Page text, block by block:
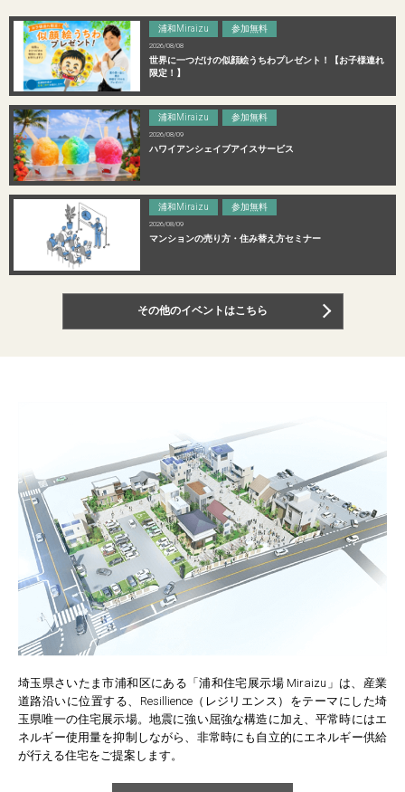
2026/08/08
浦和Miraizu 参加無料
世界に一つだけの似顔絵うちわプレゼント！【お子様連れ
限定！】
2026/08/09
浦和Miraizu 参加無料
ハワイアンシェイブアイスサービス
2026/08/09
浦和Miraizu 参加無料
マンションの売り方・住み替え方セミナー
その他のイベントはこちら
埼玉県さいたま市浦和区にある「浦和住宅展示場 Miraizu」は、産業
道路沿いに位置する、Resillience（レジリエンス）をテーマにした埼
玉県唯一の住宅展示場。地震に強い屈強な構造に加え、平常時にはエ
ネルギー使用量を抑制しながら、非常時にも自立的にエネルギー供給
が行える住宅をご提案します。